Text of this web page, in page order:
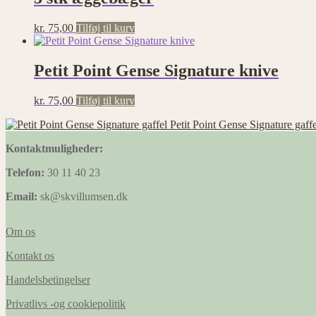
kr. 75,00 Tilføj til kurv
Petit Point Gense Signature knive
kr. 75,00 Tilføj til kurv
Petit Point Gense Signature
Kontaktmuligheder:
Telefon: 30 11 40 23
Email: sk@skvillumsen.dk
Om os
Kontakt os
Handelsbetingelser
Privatlivs -og cookiepolitik